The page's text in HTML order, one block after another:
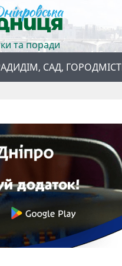
та поради
ДІМ, САД, ГОРОД